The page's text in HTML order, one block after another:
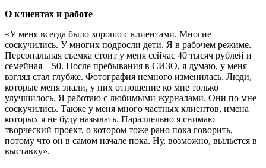
О клиентах и работе
«У меня всегда было хорошо с клиентами. Многие
соскучились. У многих подросли дети. Я в рабочем режиме.
Персональная съемка стоит у меня сейчас 40 тысяч рублей и
семейная – 50. После пребывания в СИЗО, я думаю, у меня
взгляд стал глубже. Фотография немного изменилась. Люди,
которые меня знали, у них отношение ко мне только
улучшилось. Я работаю с любимыми журналами. Они по мне
соскучились. Также у меня много частных клиентов, имена
которых я не буду называть. Параллельно я снимаю
творческий проект, о котором тоже рано пока говорить,
потому что он в самом начале пока. Ну, возможно, выльется в
выставку».